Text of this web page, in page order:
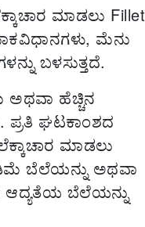
ಮಾಡಲು Fillet
ಮೆನು
ಬಳಸುತ್ತದೆ.
ಅಥವಾ ಹೆಚ್ಚಿನ
ಪ್ರತಿ ಘಟಕಾಂಶದ
ಮಾಡಲು
ಬೆಲೆಯನ್ನು ಅಥವಾ
ಆದ್ಯತೆಯ ಬೆಲೆಯನ್ನು